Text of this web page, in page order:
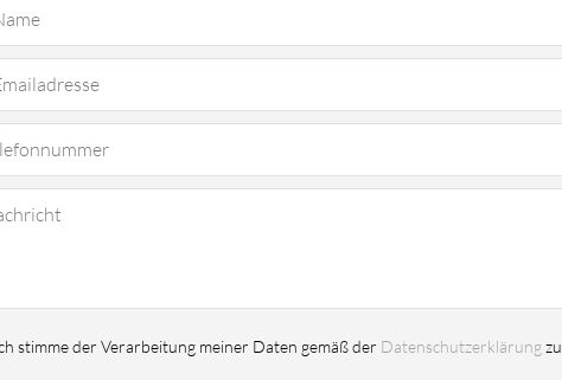
stimme der Verarbeitung meiner Daten gemäß der Datenschutzerklärungzu.